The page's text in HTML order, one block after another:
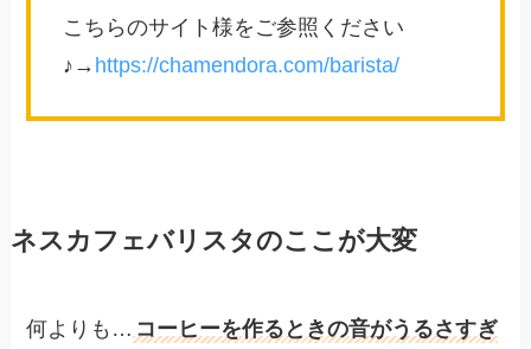
こちらのサイト様をご参照ください
♪→ https://chamendora.com/barista/
ネスカフェバリスタのここが大変
何よりも… コーヒーを作るときの音がうるさすぎ